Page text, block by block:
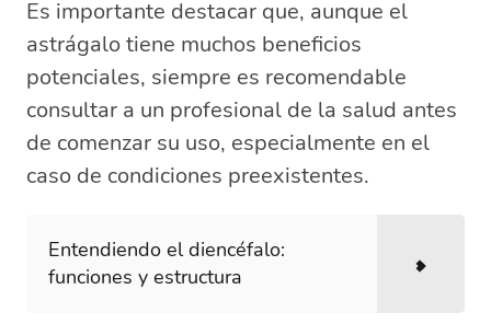
Es importante destacar que, aunque el
astrágalo tiene muchos beneficios
potenciales, siempre es recomendable
consultar a un profesional de la salud antes
de comenzar su uso, especialmente en el
caso de condiciones preexistentes.
Entendiendo el diencéfalo:
funciones y estructura